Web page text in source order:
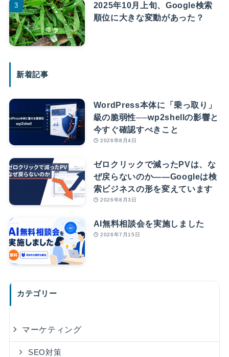
2025年10月上旬、Google検索
順位に大きな変動があった？
新着記事
WordPress本体に「乗っ取り」
級の脆弱性──wp2shellの影響と
今すぐ確認すべきこと
2026年8月4日
ゼロクリックで減ったPVは、な
ぜ戻らないのか――Googleは検
索ビジネスの形を変えています
2026年8月3日
AI無料相談会を実施しました
2026年7月15日
カテゴリー
マーケティング
SEO対策